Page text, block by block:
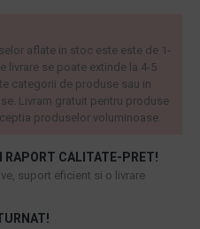
RAPORT CALITATE-PRET!
suport eficient si o livrare
aflate in stoc este este de 1-
livrare se poate extinde la 4-5
categorii de produse sau in
Livram gratuit pentru produse
produselor voluminoase.